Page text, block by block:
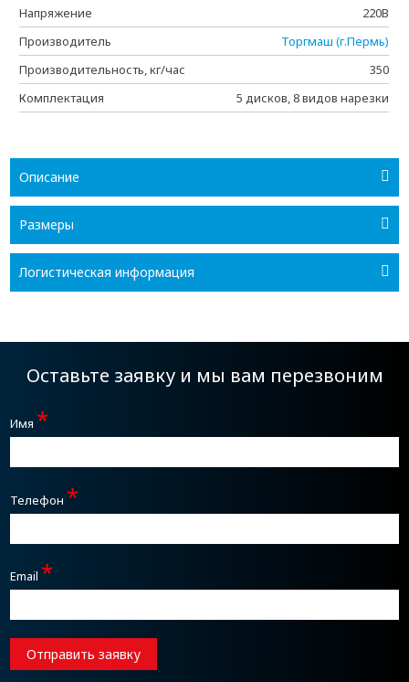
Напряжение
220В
Производитель
Торгмаш (г.Пермь)
Производительность, кг/час
350
Комплектация
5 дисков, 8 видов нарезки
Описание
Размеры
Логистическая информация
Оставьте заявку и мы вам перезвоним
Имя *
Телефон *
Email *
Отправить заявку